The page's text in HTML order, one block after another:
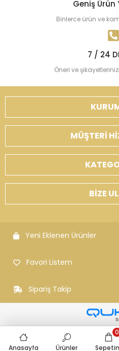
Geniş Ürün
Binlerce ürün ve
7 / 24
Öneri ve
MÜŞTERİ
BİZE
Yeni Eklenen Ürünler
Favori Listem
Sipariş Takip
Anasayfa Ürünler
0